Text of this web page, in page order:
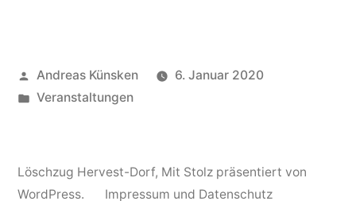
Andreas Künsken
6. Januar 2020
Veranstaltungen
Löschzug Hervest-Dorf, Mit Stolz präsentiert von
WordPress.
Impressum und Datenschutz